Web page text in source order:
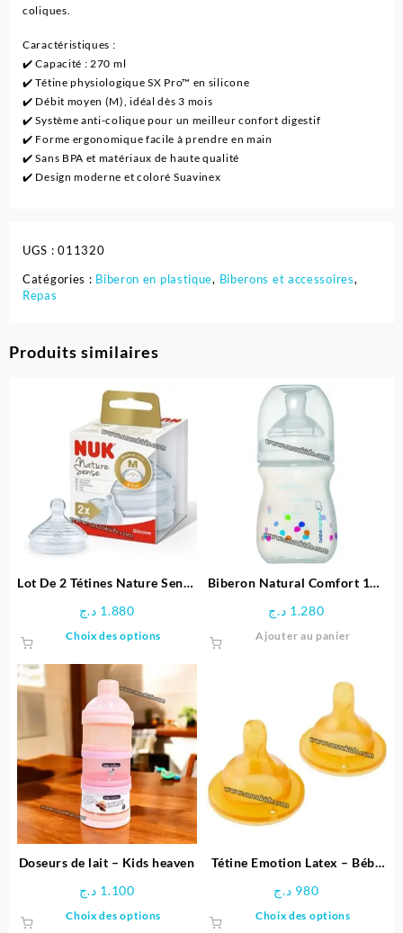
Suavinex
coliques.
Caractéristiques :
✔️ Capacité : 270 ml
✔️ Tétine physiologique SX Pro™ en silicone
✔️ Débit moyen (M), idéal dès 3 mois
✔️ Système anti-colique pour un meilleur confort digestif
✔️ Forme ergonomique facile à prendre en main
✔️ Sans BPA et matériaux de haute qualité
✔️ Design moderne et coloré Suavinex
UGS :011320
Catégories : Biberon en plastique, Biberons et accessoires,
Repas
Produits similaires
Lot De 2 Tétines Nature Sense
1.880 د.ج
Choix des options
variations.
Les
options
peuvent
être
choisies
sur
la
page
Biberon Natural Comfort 140
Débit Lent
1.280 د.ج
Ajouter au panier
Doseurs de lait – Kids heaven
1.100 د.ج
Choix des options
Tétine Emotion Latex – Bébé
980 د.ج
Choix des options